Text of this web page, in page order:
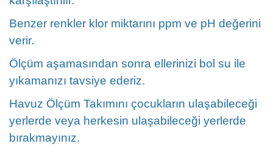
Benzer renkler klor miktarını ppm ve pH değerini
verir.
Ölçüm aşamasından sonra ellerinizi bol su ile
yıkamanızı tavsiye ederiz.
Havuz Ölçüm Takımını çocukların ulaşabileceği
yerlerde veya herkesin ulaşabileceği yerlerde
bırakmayınız.